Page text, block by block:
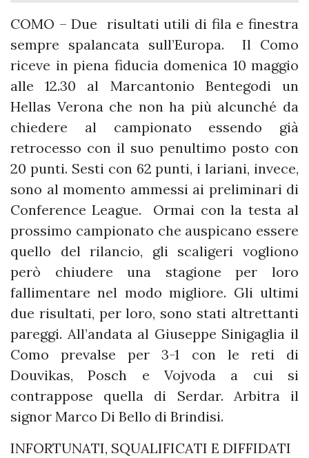
COMO – Due risultati utili di fila e finestra
sempre spalancata sull’Europa. Il Como
riceve in piena fiducia domenica 10 maggio
alle 12.30 al Marcantonio Bentegodi un
Hellas Verona che non ha più alcunché da
chiedere al campionato essendo già
retrocesso con il suo penultimo posto con
20 punti. Sesti con 62 punti, i lariani, invece,
sono al momento ammessi ai preliminari di
Conference League. Ormai con la testa al
prossimo campionato che auspicano essere
quello del rilancio, gli scaligeri vogliono
però chiudere una stagione per loro
fallimentare nel modo migliore. Gli ultimi
due risultati, per loro, sono stati altrettanti
pareggi. All’andata al Giuseppe Sinigaglia il
Como prevalse per 3-1 con le reti di
Douvikas, Posch e Vojvoda a cui si
contrappose quella di Serdar. Arbitra il
signor Marco Di Bello di Brindisi.
INFORTUNATI, SQUALIFICATI E DIFFIDATI